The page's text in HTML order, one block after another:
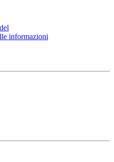
informazioni